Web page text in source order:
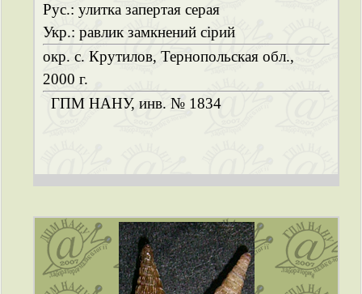
Рус.: улитка запертая серая
Укр.: равлик замкнений сірий
окр. с. Крутилов, Тернопольская обл.,
2000 г.
ГПМ НАНУ, инв. № 1834